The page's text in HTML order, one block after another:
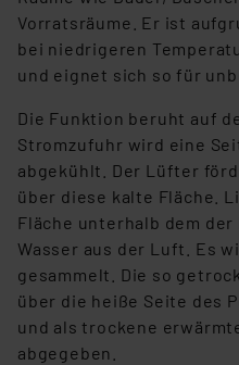
den Button „Ablehnen
können die Verwendung
ablehnen oder ihr ganz
Link „Cookie
Die Rechtmäßigkeit der
Weiterverarbeitung dieser
Analyse bis zum Zeitpunkt
unberührt. Ihre Browser-
führen, dass die
gespeichert werden und
angezeigt wird.
„Einige Drittanbieter
Vorratsräume. Er ist
bei niedrigeren
und eignet sich so für
Die Funktion beruht auf
Stromzufuhr wird eine
abgekühlt. Der Lüfter
über diese kalte Fläche.
Fläche unterhalb dem
Wasser aus der Luft. Es
gesammelt. Die so
über die heiße Seite des
und als trockene
abgegeben.